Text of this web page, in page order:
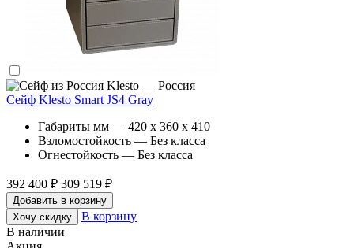
Klesto — Россия
Сейф Klesto Smart JS4 Gray
Габариты мм — 420 x 360 x 410
Взломостойкость — Без класса
Огнестойкость — Без класса
392 400 ₽ 309 519 ₽
Добавить в корзину
Хочу скидку
В корзину
В наличии